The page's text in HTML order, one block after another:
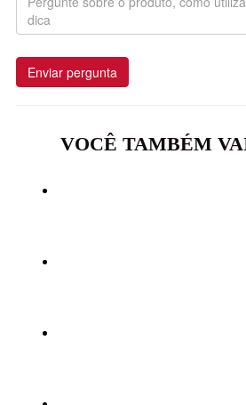
Enviar pergunta
VOCÊ TAMBÉM